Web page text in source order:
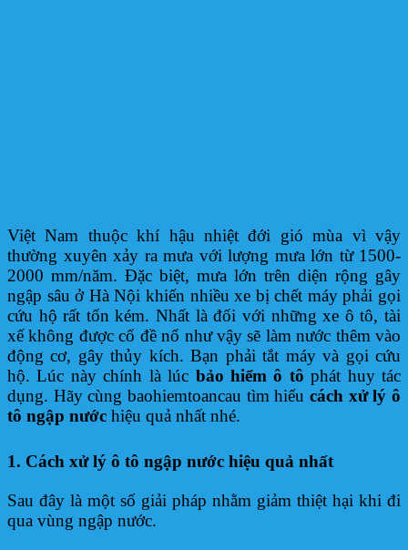
Việt Nam thuộc khí hậu nhiệt đới gió mùa vì vậy
thường xuyên xảy ra mưa với lượng mưa lớn từ 1500-
2000 mm/năm. Đặc biệt, mưa lớn trên diện rộng gây
ngập sâu ở Hà Nội khiến nhiều xe bị chết máy phải gọi
cứu hộ rất tốn kém. Nhất là đối với những xe ô tô, tài
xế không được cố đề nổ như vậy sẽ làm nước thêm vào
động cơ, gây thủy kích. Bạn phải tắt máy và gọi cứu
hộ. Lúc này chính là lúc bảo hiểm ô tô phát huy tác
dụng. Hãy cùng baohiemtoancau tìm hiểu cách xử lý ô
tô ngập nước hiệu quả nhất nhé.
1. Cách xử lý ô tô ngập nước hiệu quả nhất
Sau đây là một số giải pháp nhằm giảm thiệt hại khi đi
qua vùng ngập nước.